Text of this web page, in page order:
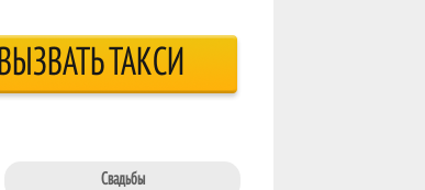
ВЫЗВАТЬ ТАКСИ
Свадьбы